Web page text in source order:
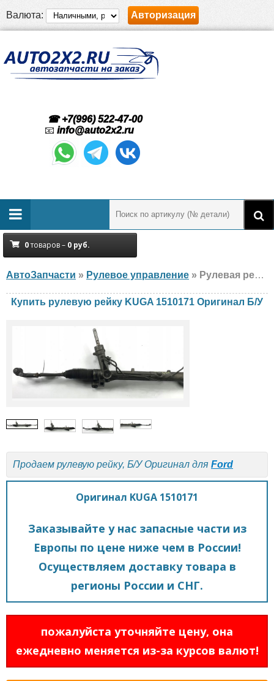
Валюта: Авторизация
☎ +7(996) 522-47-00
📧 info@auto2x2.ru
0товаров – 0 руб.
АвтоЗапчасти » Рулевое управление » Рулевая рейка Оригинал KUGA 1510171 Ford, Б/У
Купить рулевую рейку KUGA 1510171 Оригинал Б/У
Продаем рулевую рейку, Б/У Оригинал для Ford
Оригинал KUGA 1510171
Заказывайте у нас запасные части из
Европы по цене ниже чем в России!
Осуществляем доставку товара в
регионы России и СНГ.
пожалуйста уточняйте цену, она
ежедневно меняется из-за курсов валют!